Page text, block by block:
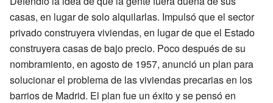
casas, en lugar de solo alquilarlas. Impulsó que el sector
privado construyera viviendas, en lugar de que el Estado
construyera casas de bajo precio. Poco después de su
nombramiento, en agosto de 1957, anunció un plan para
solucionar el problema de las viviendas precarias en los
barrios de Madrid. El plan fue un éxito y se pensó en